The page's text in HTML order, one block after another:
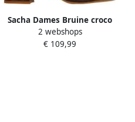
Sacha Dames Bruine croco
leren sandalen met hak
2 webshops
€ 109,99